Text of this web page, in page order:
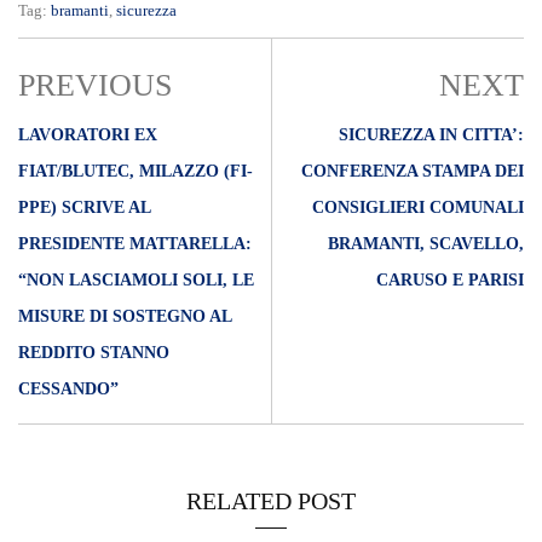
Tag: bramanti, sicurezza
PREVIOUS
LAVORATORI EX
FIAT/BLUTEC, MILAZZO (FI-
PPE) SCRIVE AL
PRESIDENTE MATTARELLA:
“NON LASCIAMOLI SOLI, LE
MISURE DI SOSTEGNO AL
REDDITO STANNO
CESSANDO”
NEXT
SICUREZZA IN CITTA’:
CONFERENZA STAMPA DEI
CONSIGLIERI COMUNALI
BRAMANTI, SCAVELLO,
CARUSO E PARISI
RELATED POST